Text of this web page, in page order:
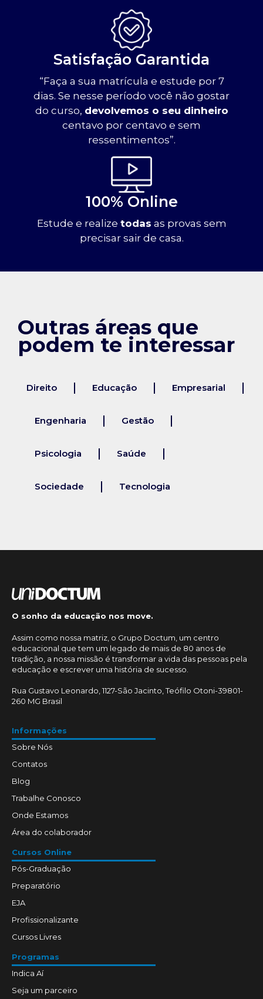
Satisfação Garantida
“Faça a sua matrícula e estude por 7
dias. Se nesse período você não gostar
do curso, devolvemos o seu dinheiro
centavo por centavo e sem
ressentimentos”.
100% Online
Estude e realize todas as provas sem
precisar sair de casa.
Outras áreas que
podem te interessar
Direito Educação Empresarial
Engenharia Gestão
Psicologia Saúde
Sociedade Tecnologia
O sonho da educação nos move.
Assim como nossa matriz, o Grupo Doctum, um centro
educacional que tem um legado de mais de 80 anos de
tradição, a nossa missão é transformar a vida das pessoas pela
educação e escrever uma história de sucesso.
Rua Gustavo Leonardo, 1127-São Jacinto, Teófilo Otoni-39801-
260 MG Brasil
Informações
Sobre Nós
Contatos
Blog
Trabalhe Conosco
Onde Estamos
Área do colaborador
Cursos Online
Pós-Graduação
Preparatório
EJA
Profissionalizante
Cursos Livres
Programas
Indica Aí
Seja um parceiro